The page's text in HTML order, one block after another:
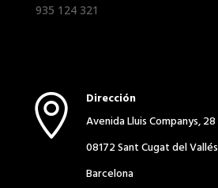
935 124 321

Dirección
Avenida Lluis Companys, 28
08172 Sant Cugat del Vallés
Barcelona